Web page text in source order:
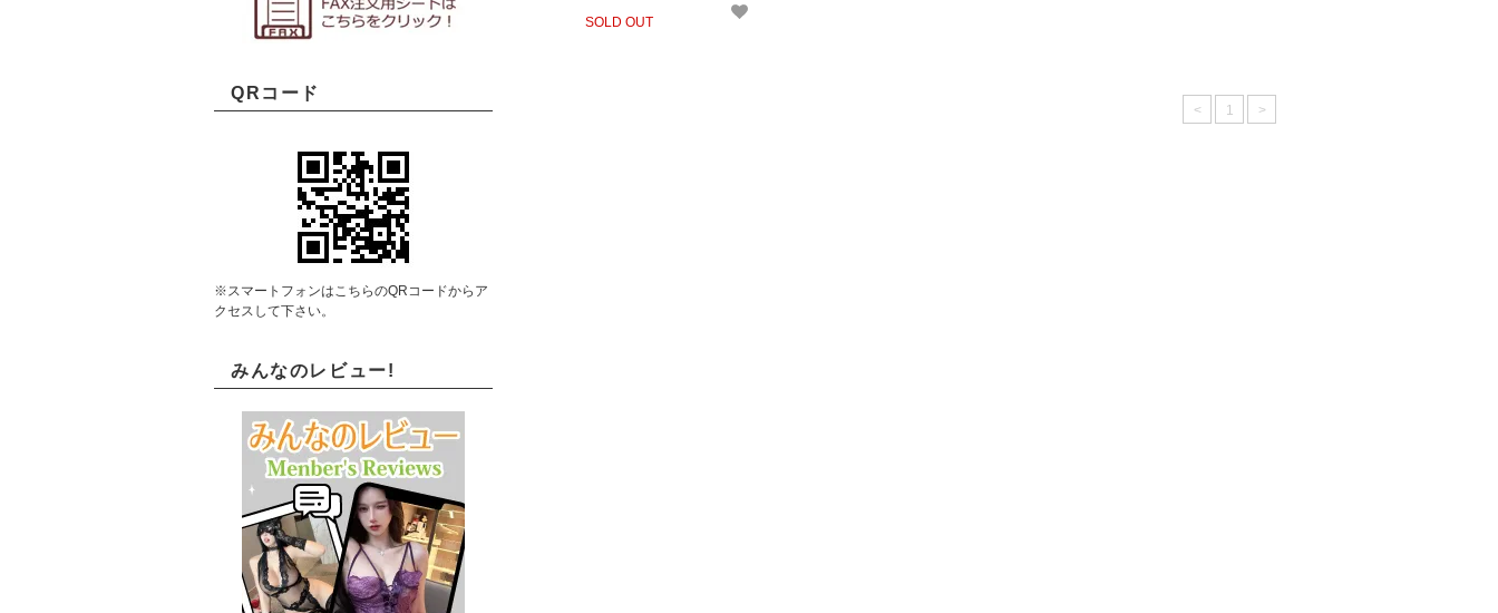
SOLD OUT
< 1 >
QRコード
※スマートフォンはこちらのQRコードからア
クセスして下さい。
みんなのレビュー!